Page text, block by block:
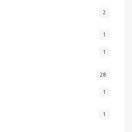
2
1
1
28
1
1